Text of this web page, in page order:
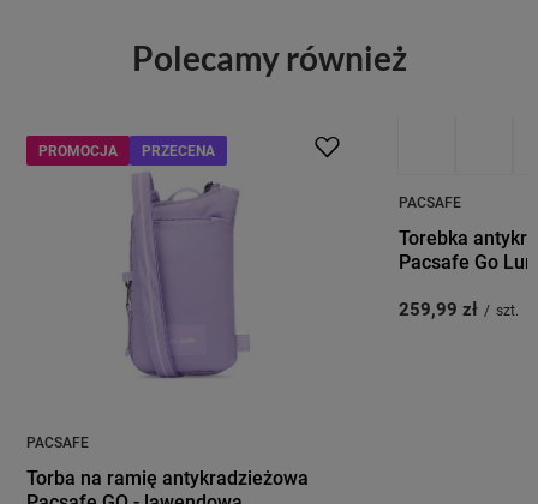
Polecamy również
PROMOCJA PRZECENA
PACSAFE
Torba na ramię antykradzieżowa
PACSAFE
Torebka
Pacsafe Go
259,99 zł / szt.